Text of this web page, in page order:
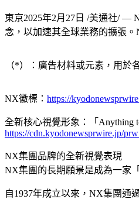
東京2025年2月27日 /美通社/ —
念，以加速其全球業務的擴張
（*）：廣告材料或元素，用於
NX徽標： https://
全新核心視覺形象：「Anything
https://cdn.kyodonewsprwire.jp/
NX集團品牌的全新視覺表現
NX集團的長期願景是成為一家
自1937年成立以來，NX集團通